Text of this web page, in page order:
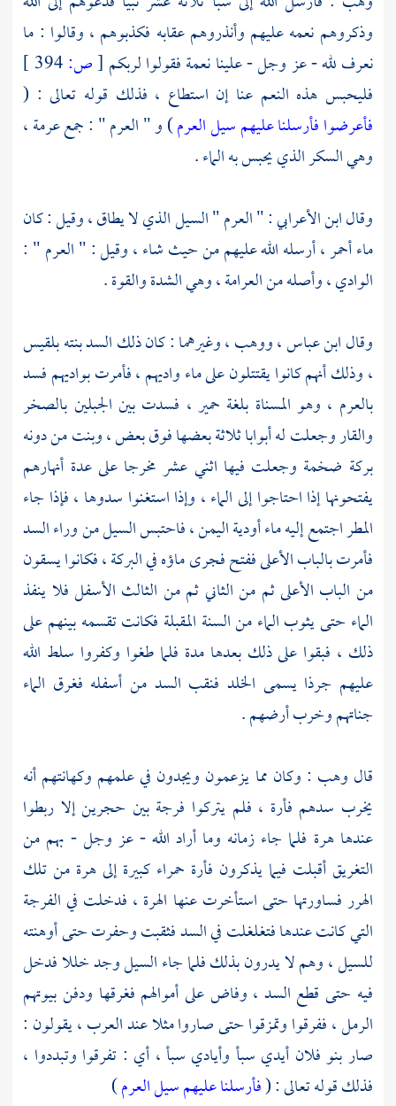
وذكروهم نعمه عليهم وأنذروهم عقابه فكذبوهم ، وقالوا : ما
نعرف لله - عز وجل - علينا نعمة فقولوا لربكم [ص:
فليحبس هذه النعم عنا إن استطاع ، فذلك قوله تعالى : (
فأعرضوا فأرسلنا عليهم سيل العرم) و " العرم " : جمع عرمة ،
وهي السكر الذي يحبس به الماء .
وقال ابن الأعرابي : " العرم " السيل الذي لا يطاق ، وقيل : كان
ماء أحمر ، أرسله الله عليهم من حيث شاء ، وقيل : " العرم " :
الوادي ، وأصله من العرامة ، وهي الشدة والقوة .
وقالابن عباس،ووهب، وغيرهما : كان ذلك السد بنتهبلقيس
، وذلك أنهم كانوا يقتتلون على ماء واديهم ، فأمرت بواديهم فسد
بالعرم ، وهو المسناة بلغة حمير ، فسدت بين الجبلين بالصخر
والقار وجعلت له أبوابا ثلاثة بعضها فوق بعض ، وبنت من دونه
بركة ضخمة وجعلت فيها اثني عشر مخرجا على عدة أنهارهم
يفتحونها إذا احتاجوا إلى الماء ، وإذا استغنوا سدوها ، فإذا جاء
المطر اجتمع إليه ماء أوديةاليمن، فاحتبس السيل من وراء السد
فأمرت بالباب الأعلى ففتح فجرى ماؤه في البركة ، فكانوا يسقون
من الباب الأعلى ثم من الثاني ثم من الثالث الأسفل فلا ينفذ
الماء حتى يثوب الماء من السنة المقبلة فكانت تقسمه بينهم على
ذلك ، فبقوا على ذلك بعدها مدة فلما طغوا وكفروا سلط الله
عليهم جرذا يسمى الخلد فنقب السد من أسفله فغرق الماء
جناتهم وخرب أرضهم .
قال وهب : وكان مما يزعمون ويجدون في علمهم وكهانتهم أنه
يخرب سدهم فأرة ، فلم يتركوا فرجة بين حجرين إلا ربطوا
عندها هرة فلما جاء زمانه وما أراد الله - عز وجل - بهم من
التغريق أقبلت فيما يذكرون فأرة حمراء كبيرة إلى هرة من تلك
الهرر فساورتها حتى استأخرت عنها الهرة ، فدخلت في الفرجة
التي كانت عندها فتغلغلت في السد فثقبت وحفرت حتى أوهنته
للسيل ، وهم لا يدرون بذلك فلما جاء السيل وجد خللا فدخل
فيه حتى قطع السد ، وفاض على أموالهم فغرقها ودفن بيوتهم
الرمل ، ففرقوا وتمزقوا حتى صاروا مثلا عند العرب ، يقولون :
صار بنو فلان أيدي سبأ وأيادي سبأ ، أي : تفرقوا وتبددوا ،
فذلك قوله تعالى : (فأرسلنا عليهم سيل العرم)